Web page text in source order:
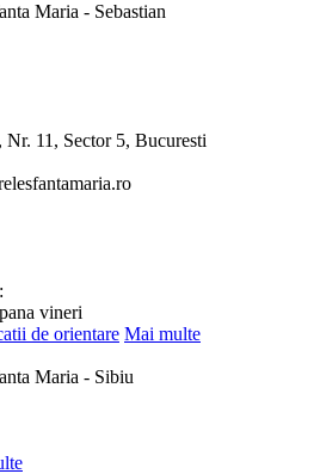
Maria - Sebastian
Nr. 11, Sector 5, Bucuresti
vineri
de orientare Mai multe
Maria - Sibiu